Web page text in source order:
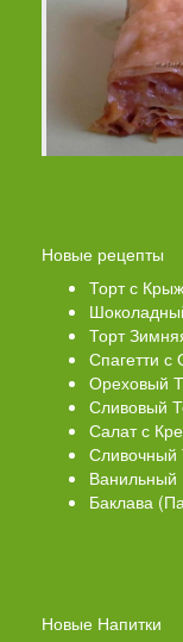
Новые рецепты
Торт с
Торт
Спагетти
Ореховый
Сливовый
Салат с
Ванильный
Баклава
Новые Напитки